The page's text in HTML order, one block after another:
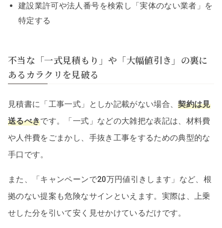
建設業許可や法人番号を検索し「実体のない業者」を
特定する
不当な「一式見積もり」や「大幅値引き」の裏に
あるカラクリを見破る
見積書に「工事一式」としか記載がない場合、契約は見
送るべきです。「一式」などの大雑把な表記は、材料費
や人件費をごまかし、手抜き工事をするための典型的な
手口です。
また、「キャンペーンで20万円値引きします」など、根
拠のない提案も危険なサインといえます。実際は、上乗
せした分を引いて安く見せかけているだけです。